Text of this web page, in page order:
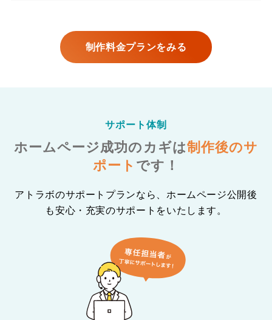
制作料金プランをみる
サポート体制
ホームページ成功のカギは制作後のサ
ポート です！
アトラボのサポートプランなら、ホームページ公開後
も安心・充実のサポートをいたします。